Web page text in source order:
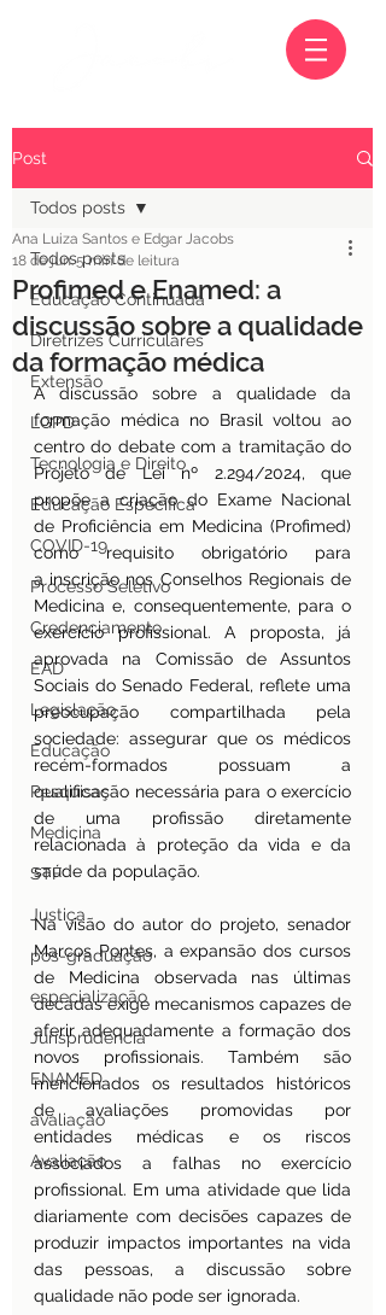
Post
Todos posts
Educação Continuada
Diretrizes Curriculares
Extensão
LGPD
Tecnologia e Direito
Educação Específica
COVID-19
Processo Seletivo
Credenciamento
EAD
Legislação
Educação
Pesquisas
Medicina
STF
Justiça
pos-graduação
especialização
Jurisprudência
ENAMED
avaliação
Avaliação
Todos posts
Profimed e Enamed: a
discussão sobre a qualidade
da formação médica
Ana Luiza Santos e Edgar Jacobs
18 de jun.5 min de leitura
A discussão sobre a qualidade da
formação médica no Brasil voltou ao
centro do debate com a tramitação do
Projeto de Lei nº 2.294/2024, que
propõe a criação do Exame Nacional
de Proficiência em Medicina (Profimed)
como requisito obrigatório para
a inscrição nos Conselhos Regionais de
Medicina e, consequentemente, para o
exercício profissional. A proposta, já
aprovada na Comissão de Assuntos
Sociais do Senado Federal, reflete uma
preocupação compartilhada pela
sociedade: assegurar que os médicos
recém-formados possuam a
qualificação necessária para o exercício
de uma profissão diretamente
relacionada à proteção da vida e da
saúde da população.
Na visão do autor do projeto, senador
Marcos Pontes, a expansão dos cursos
de Medicina observada nas últimas
décadas exige mecanismos capazes de
aferir adequadamente a formação dos
novos profissionais. Também são
mencionados os resultados históricos
de avaliações promovidas por
entidades médicas e os riscos
associados a falhas no exercício
profissional. Em uma atividade que lida
diariamente com decisões capazes de
produzir impactos importantes na vida
das pessoas, a discussão sobre
qualidade não pode ser ignorada.